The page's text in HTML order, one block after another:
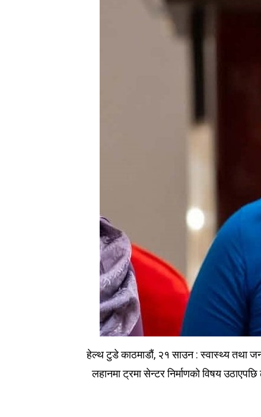
हेल्थ टुडे काठमाडौं, २१ साउन : स्वास्थ्य तथा
लहानमा ट्रमा सेन्टर निर्माणको विषय